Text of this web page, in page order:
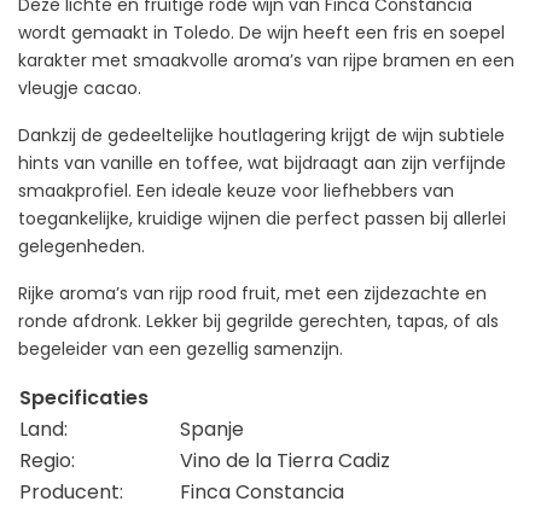
wordt gemaakt in Toledo. De wijn heeft een fris en soepel
karakter met smaakvolle aroma’s van rijpe bramen en een
vleugje cacao.
Dankzij de gedeeltelijke houtlagering krijgt de wijn subtiele
hints van vanille en toffee, wat bijdraagt aan zijn verfijnde
smaakprofiel. Een ideale keuze voor liefhebbers van
toegankelijke, kruidige wijnen die perfect passen bij allerlei
gelegenheden.
Rijke aroma’s van rijp rood fruit, met een zijdezachte en
ronde afdronk. Lekker bij gegrilde gerechten, tapas, of als
begeleider van een gezellig samenzijn.
Specificaties
Land:
Spanje
Regio:
Vino de la Tierra Cadiz
Producent:
Finca Constancia